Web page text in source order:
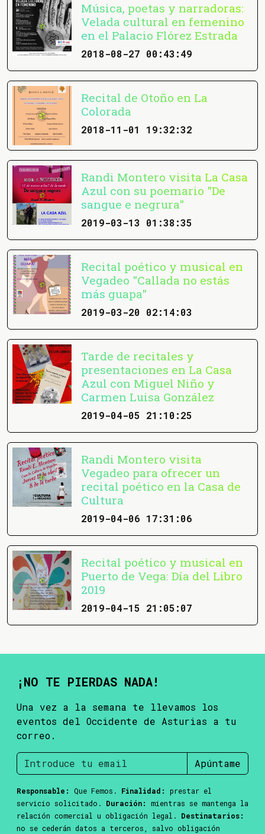
Música, poetas y narradoras:
Velada cultural en femenino
en el Palacio Flórez Estrada
2018-08-27 00:43:49
Recital de Otoño en La
Colorada
2018-11-01 19:32:32
Randi Montero visita La Casa
Azul con su poemario "De
sangue e negrura"
2019-03-13 01:38:35
Recital poético y musical en
Vegadeo "Callada no estás
más guapa"
2019-03-20 02:14:03
Tarde de recitales y
presentaciones en La Casa
Azul con Miguel Niño y
Carmen Luisa González
2019-04-05 21:10:25
Randi Montero visita
Vegadeo para ofrecer un
recital poético en la Casa de
Cultura
2019-04-06 17:31:06
Recital poético y musical en
Puerto de Vega: Día del Libro
2019
2019-04-15 21:05:07
¡NO TE PIERDAS NADA!
Una vez a la semana te llevamos los
eventos del Occidente de Asturias a tu
correo.
Apúntame
Responsable: Que Femos. Finalidad:
prestar el
servicio solicitado. Duración:
mientras se mantenga la
relación comercial u obligación legal. Destinatarios:
no se cederán datos a terceros, salvo obligación